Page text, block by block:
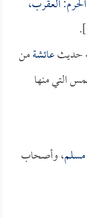
العقرب،
حديثعائشةمن
التي منها
مسلم، وأصحاب